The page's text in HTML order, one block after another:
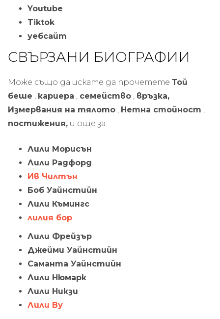
Youtube
Tiktok
уебсайт
СВЪРЗАНИ БИОГРАФИИ
Може също да искате да прочетете Той
беше
кариера семейство
връзка,
Измервания на тялото
Нетна стойност
постижения, и още за:
Лили Морисън
Лили Радфорд
Ив Чилтън
Боб Уайнстийн
Лили Къмингс
лилия бор
Лили Фрейзър
Джейми Уайнстийн
Саманта Уайнстийн
Лили Нюмарк
Лили Никзи
Лили Ву